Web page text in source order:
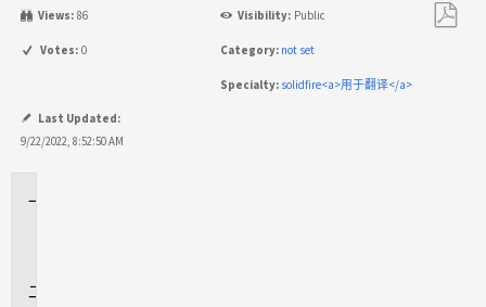
Views: 86 Visibility: Public
Votes: 0 Category: not set
Specialty: solidfire<a>用于翻译</a>
Last Updated:
9/22/2022, 8:52:50 AM